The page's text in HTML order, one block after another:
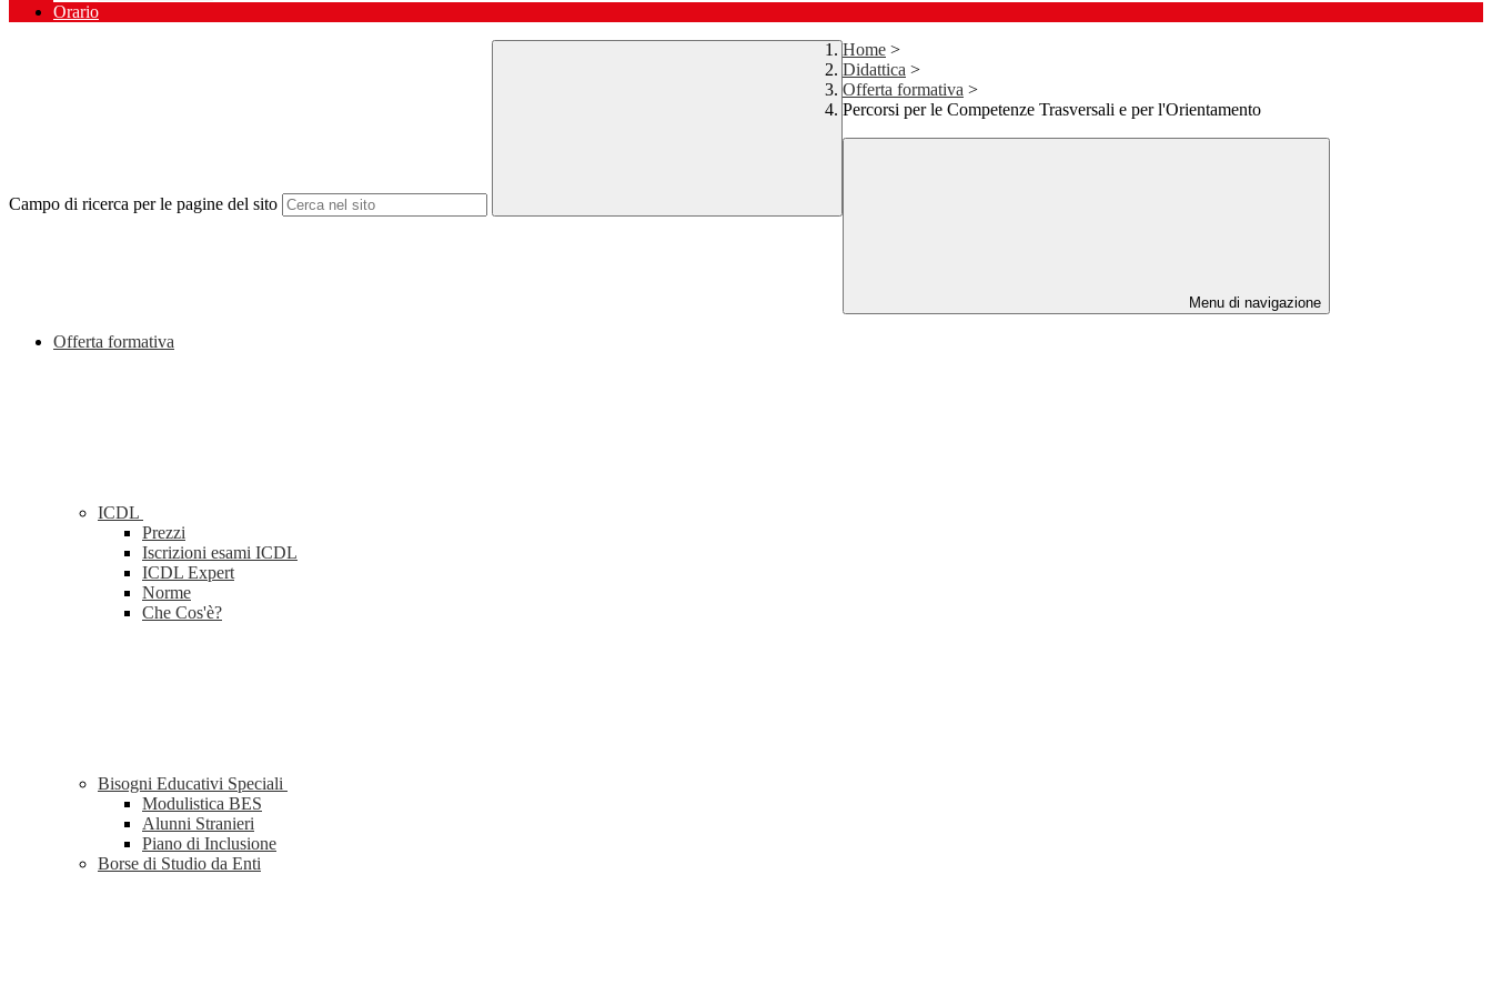
Orario
Campo di ricerca per le pagine del sito
Home >
Didattica >
Offerta formativa >
Percorsi per le Competenze Trasversali e per l'Orientamento
Menu di navigazione
Offerta formativa
ICDL
Prezzi
Iscrizioni esami ICDL
ICDL Expert
Norme
Che Cos'è?
Bisogni Educativi Speciali
Modulistica BES
Alunni Stranieri
Piano di Inclusione
Borse di Studio da Enti